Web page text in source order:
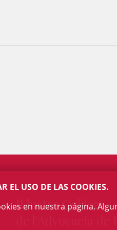
Il·lustre Col·legi
EL USO DE LAS COOKIES.
en nuestra página.